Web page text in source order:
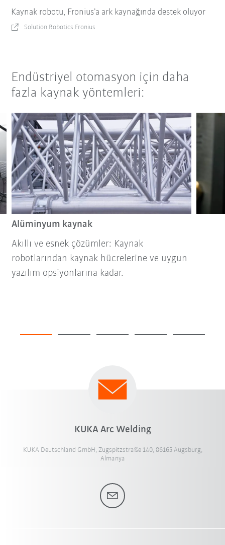
Kaynak robotu, Fronius’a ark kaynağında destek oluyor
Solution Robotics Fronius
Endüstriyel otomasyon için daha
fazla kaynak yöntemleri:
Alüminyum kaynak
Akıllı ve esnek çözümler: Kaynak
robotlarından kaynak hücrelerine ve uygun
yazılım opsiyonlarına kadar.
KUKA Arc Welding
KUKA Deutschland GmbH, Zugspitzstraße 140, 86165 Augsburg,
Almanya